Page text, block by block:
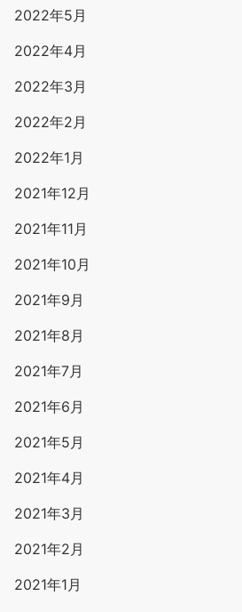
2022年5月
2022年4月
2022年3月
2022年2月
2022年1月
2021年12月
2021年11月
2021年10月
2021年9月
2021年8月
2021年7月
2021年6月
2021年5月
2021年4月
2021年3月
2021年2月
2021年1月